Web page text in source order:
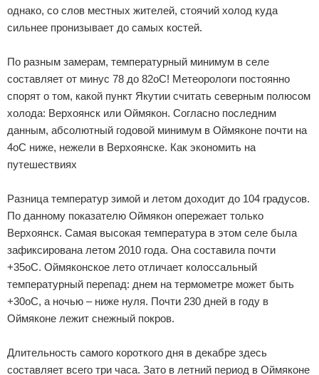
Разное про отдых
однако, со слов местных жителей, стоячий холод куда
сильнее пронизывает до самых костей.
По разным замерам, температурный минимум в селе
составляет от минус 78 до 82оС! Метеорологи постоянно
спорят о том, какой пункт Якутии считать северным полюсом
холода: Верхоянск или Оймякон. Согласно последним
данным, абсолютный годовой минимум в Оймяконе почти на
4оС ниже, нежели в Верхоянске. Как экономить на
путешествиях
Разница температур зимой и летом доходит до 104 градусов.
По данному показателю Оймякон опережает только
Верхоянск. Самая высокая температура в этом селе была
зафиксирована летом 2010 года. Она составила почти
+35оС. Оймяконское лето отличает колоссальный
температурный перепад: днем на термометре может быть
+30оС, а ночью – ниже нуля. Почти 230 дней в году в
Оймяконе лежит снежный покров.
Длительность самого короткого дня в декабре здесь
составляет всего три часа. Зато в летний период в Оймяконе